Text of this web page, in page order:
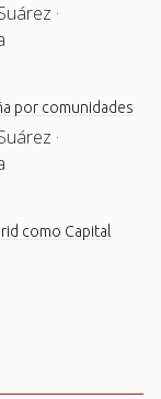
·
por comunidades
·
como Capital